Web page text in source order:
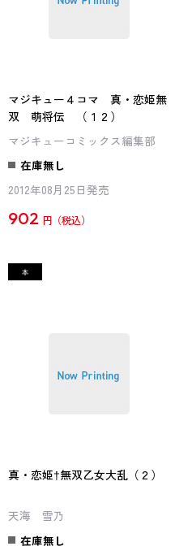
マジキュー４コマ 真・恋姫無
双 萌将伝 （１２）
マジキューコミックス編集部
在庫無し
2012年08月25日発売
902 円
真・恋姫†無双乙女大乱（２）
天海 雪乃
在庫無し